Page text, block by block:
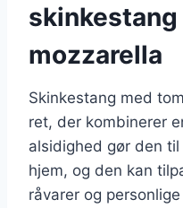
mozzarella
Skinkestang med
ret, der kombinerer
alsidighed gør den
hjem, og den kan
råvarer og